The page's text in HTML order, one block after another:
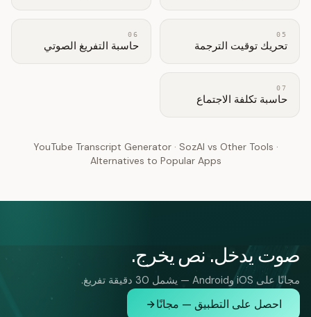
05
تحريك توقيت الترجمة
06
حاسبة التفريغ الصوتي
07
حاسبة تكلفة الاجتماع
YouTube Transcript Generator· SozAI vs Other Tools ·
Alternatives to Popular Apps
صوت يدخل. نص يخرج.
مجانًا على iOS وAndroid — يشمل 30 دقيقة تفريغ.
احصل على التطبيق — مجانًا